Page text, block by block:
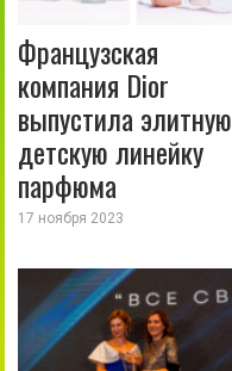
Французская
компания Dior
выпустила элитную
детскую линейку
парфюма
17 ноября 2023